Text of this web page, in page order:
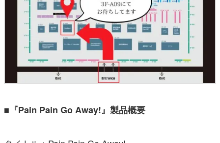
■『Pain Pain Go Away!』製品概要